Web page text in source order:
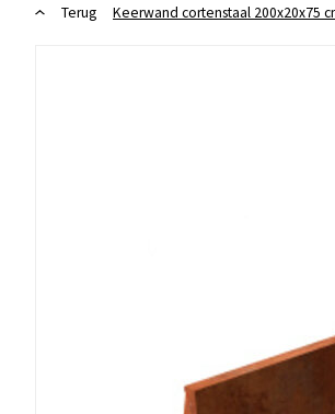
Terug Keerwand cortenstaal 200x20x75